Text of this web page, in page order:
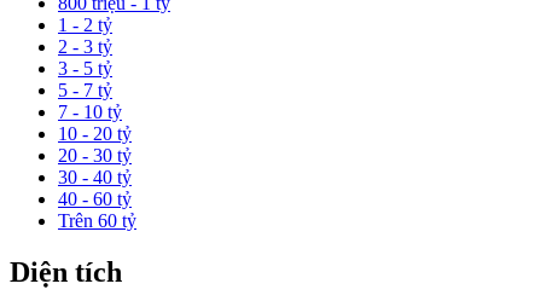
1 - 2 tỷ
2 - 3 tỷ
3 - 5 tỷ
5 - 7 tỷ
7 - 10 tỷ
10 - 20 tỷ
20 - 30 tỷ
30 - 40 tỷ
40 - 60 tỷ
Trên 60 tỷ
Diện tích